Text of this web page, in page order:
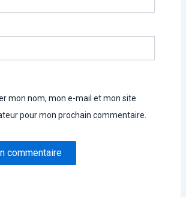
mon nom, mon e-mail et mon site
pour mon prochain commentaire.